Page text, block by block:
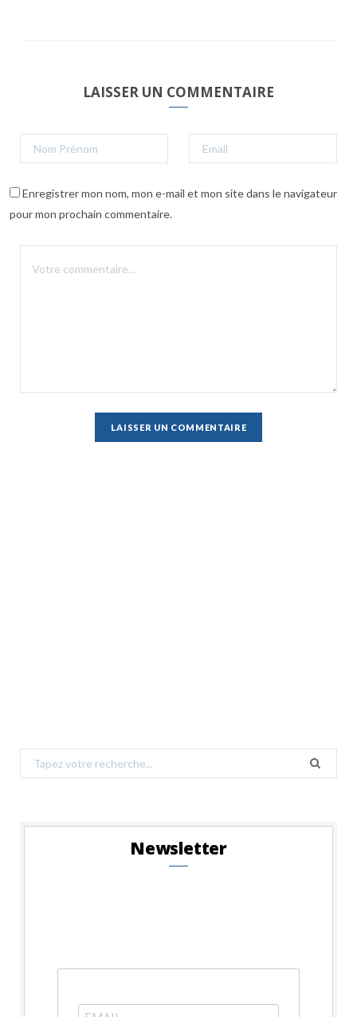
LAISSER UN COMMENTAIRE
Enregistrer mon nom, mon e-mail et mon site dans le navigateur
pour mon prochain commentaire.
Search
for:
Newsletter